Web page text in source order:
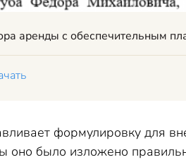
аренды с обеспечительным
формулировку для
оно было изложено